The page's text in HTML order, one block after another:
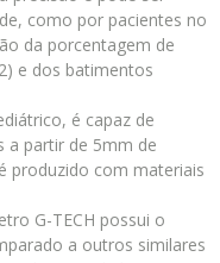
como por pacientes no
da porcentagem de
e dos batimentos
é capaz de
a partir de 5mm de
produzido com materiais
G-TECH possui o
a outros similares